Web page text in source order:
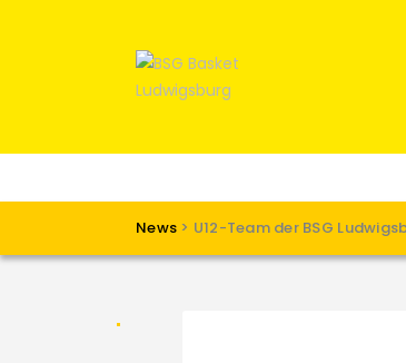
News > U12-Team der BSG